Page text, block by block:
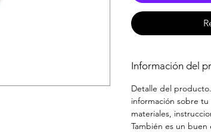
Información del
Detalle del
información sobre
materiales,
También es un buen